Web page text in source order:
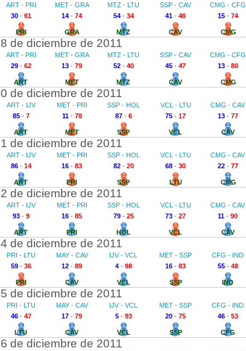
ART - PRI
30- 61
PRI
MET - GRA
14 - 74
GRA
MTZ - LTU
54- 34
MTZ
SSP - CAV
41 - 46
CAV
CMG - CFG
15- 74
CMG
de diciembre de 2011
ART - PRI
29- 62
ART
MET - GRA
13 - 79
MET
MTZ - LTU
52- 40
MTZ
SSP - CAV
45 - 47
CAV
CMG - CFG
13- 80
CMG
de diciembre de 2011
ART - IJV
85- 7
ART
MET - PRI
11- 78
MET
SSP - HOL
87- 6
SSP
VCL - LTU
75 - 17
VCL
CMG - CAV
13- 77
CAV
de diciembre de 2011
ART - IJV
86- 14
ART
MET - PRI
16 - 83
PRI
SSP - HOL
82- 20
SSP
VCL - LTU
68 - 30
LTU
CMG - CAV
22- 77
CMG
de diciembre de 2011
ART - IJV
93- 9
ART
MET - PRI
16 - 85
PRI
SSP - HOL
79- 25
HOL
VCL - LTU
73 - 27
VCL
CMG - CAV
11 - 90
CAV
de diciembre de 2011
PRI - LTU
59- 36
PRI
MAY - CAV
12 - 89
CAV
IJV - VCL
4- 98
VCL
MET - SSP
16 - 83
SSP
CFG - IND
55- 48
IND
de diciembre de 2011
PRI - LTU
46- 47
LTU
MAY - CAV
17 - 79
CAV
IJV - VCL
5- 93
VCL
MET - SSP
20 - 75
SSP
CFG - IND
46- 53
CFG
de diciembre de 2011